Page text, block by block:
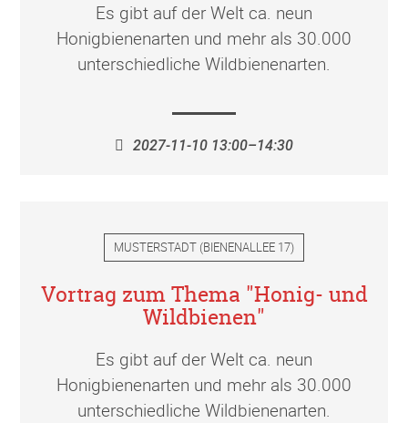
Es gibt auf der Welt ca. neun
Honigbienenarten und mehr als 30.000
unterschiedliche Wildbienenarten.
2027-11-10 13:00–14:30
MUSTERSTADT (BIENENALLEE 17)
Vortrag zum Thema "Honig- und
Wildbienen"
Es gibt auf der Welt ca. neun
Honigbienenarten und mehr als 30.000
unterschiedliche Wildbienenarten.